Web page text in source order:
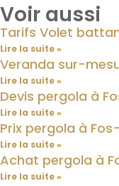
Voir aussi
Tarifs Volet
Lire la suite »
Veranda sur-
Lire la suite »
Devis pergola à
Lire la suite »
Prix pergola à
Lire la suite »
Achat pergola à
Lire la suite »